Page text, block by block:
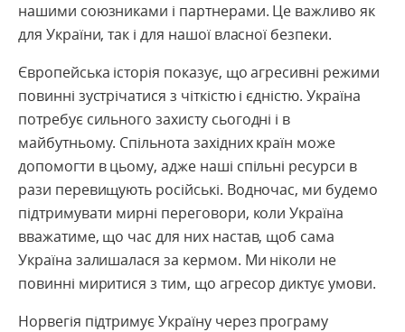
нашими союзниками і партнерами. Це важливо як
для України, так і для нашої власної безпеки.
Європейська історія показує, що агресивні режими
повинні зустрічатися з чіткістю і єдністю. Україна
потребує сильного захисту сьогодні і в
майбутньому. Спільнота західних країн може
допомогти в цьому, адже наші спільні ресурси в
рази перевищують російські. Водночас, ми будемо
підтримувати мирні переговори, коли Україна
вважатиме, що час для них настав, щоб сама
Україна залишалася за кермом. Ми ніколи не
повинні миритися з тим, що агресор диктує умови.
Норвегія підтримує Україну через програму